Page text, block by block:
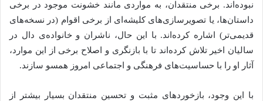
نبوده‌اند. برخی منتقدان، به مواردی مانند خشونت موجود در برخی
داستان‌ها، یا تصویرسازی‌های کلیشه‌ای از برخی اقوام (در نسخه‌های
قدیمی‌تر) اشاره کرده‌اند. با این حال، ناشران و خانواده‌ی دال در
سالیان اخیر تلاش کرده‌اند تا با بازنگری و اصلاح برخی از این موارد،
آثار او را با حساسیت‌های فرهنگی و اجتماعی امروز همسو سازند.
با این وجود، بازخوردهای مثبت و تحسین منتقدان بسیار بیشتر از